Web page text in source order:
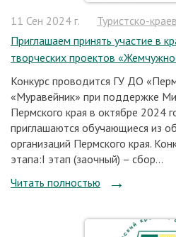
11 Сен 2024 г.
Туристско-
Приглашаем принять участие в
творческих проектов
Конкурс проводится ГУ ДО
«Муравейник» при поддержке
Пермского края в октябре 2024
приглашаются обучающиеся из
организаций Пермского края.
этапа:I этап (заочный) – сбор...
Читать полностью